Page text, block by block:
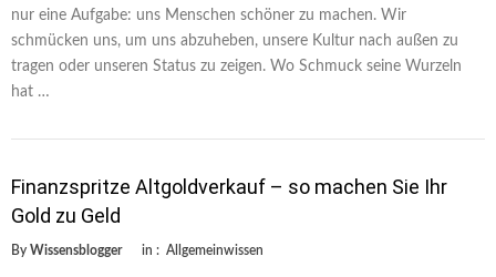
nur eine Aufgabe: uns Menschen schöner zu machen. Wir
schmücken uns, um uns abzuheben, unsere Kultur nach außen zu
tragen oder unseren Status zu zeigen. Wo Schmuck seine Wurzeln
hat …
Finanzspritze Altgoldverkauf – so machen Sie Ihr
Gold zu Geld
By Wissensblogger in : Allgemeinwissen